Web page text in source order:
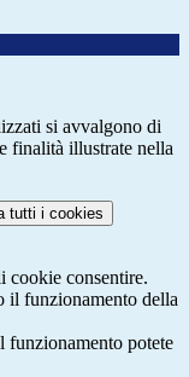
si avvalgono di
finalità illustrate nella
tutti i cookies
cookie consentire.
il funzionamento della
funzionamento potete